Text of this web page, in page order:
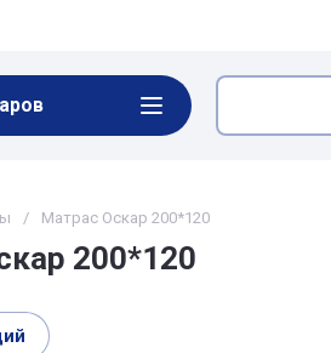
/ Матрас Оскар 200*120
200*120